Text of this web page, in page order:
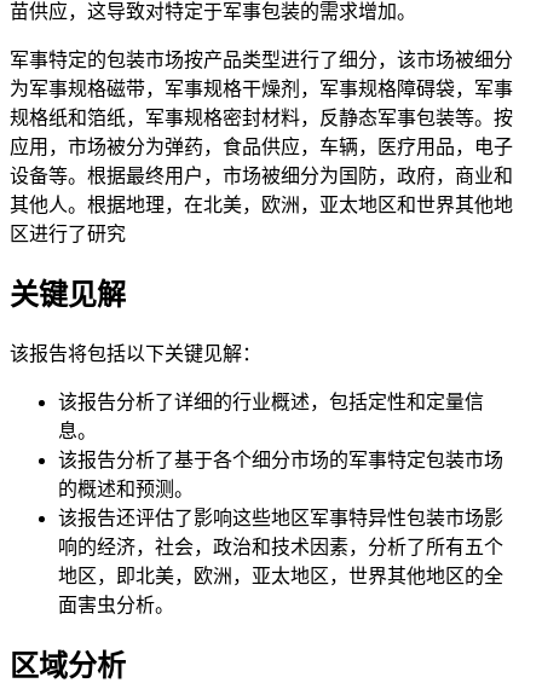
苗供应，这导致对特定于军事包装的需求增加。
军事特定的包装市场按产品类型进行了细分，该市场被细分
为军事规格磁带，军事规格干燥剂，军事规格障碍袋，军事
规格纸和箔纸，军事规格密封材料，反静态军事包装等。按
应用，市场被分为弹药，食品供应，车辆，医疗用品，电子
设备等。根据最终用户，市场被细分为国防，政府，商业和
其他人。根据地理，在北美，欧洲，亚太地区和世界其他地
区进行了研究
关键见解
该报告将包括以下关键见解：
该报告分析了详细的行业概述，包括定性和定量信
息。
该报告分析了基于各个细分市场的军事特定包装市场
的概述和预测。
该报告还评估了影响这些地区军事特异性包装市场影
响的经济，社会，政治和技术因素，分析了所有五个
地区，即北美，欧洲，亚太地区，世界其他地区的全
面害虫分析。
区域分析